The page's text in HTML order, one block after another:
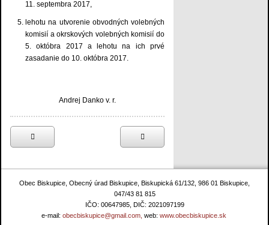
11. septembra 2017,
lehotu na utvorenie obvodných volebných
komisií a okrskových volebných komisií do
5. októbra 2017 a lehotu na ich prvé
zasadanie do 10. októbra 2017.
Andrej Danko v. r.
Obec Biskupice, Obecný úrad Biskupice, Biskupická 61/132, 986 01 Biskupice,
047/43 81 815
IČO: 00647985, DIČ: 2021097199
e-mail: obecbiskupice@gmail.com, web: www.obecbiskupice.sk